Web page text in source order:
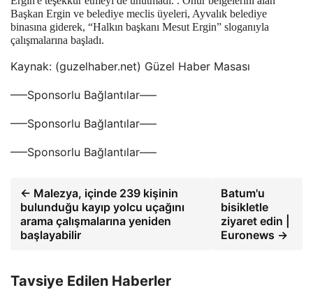
Başkan Ergin ve belediye meclis üyeleri, Ayvalık belediye
binasına giderek, “Halkın başkanı Mesut Ergin” sloganıyla
çalışmalarına başladı.
Kaynak: (guzelhaber.net) Güzel Haber Masası
—–Sponsorlu Bağlantılar—–
—–Sponsorlu Bağlantılar—–
—–Sponsorlu Bağlantılar—–
← Malezya, içinde 239 kişinin
bulunduğu kayıp yolcu uçağını
arama çalışmalarına yeniden
başlayabilir
Batum'u
bisikletle
ziyaret edin |
Euronews →
Tavsiye Edilen Haberler